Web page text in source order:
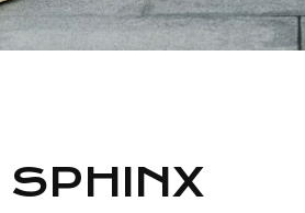
Lista sklepów
Informacje
SPHINX